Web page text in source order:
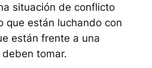
situación de conflicto
que están luchando con
están frente a una
tomar.